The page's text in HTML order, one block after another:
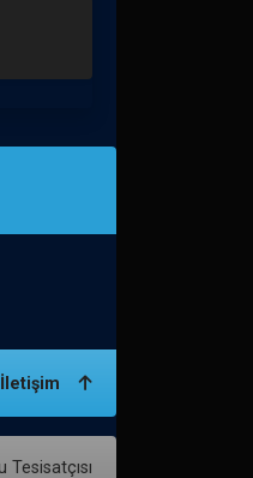
İletişim
Tesisatçısı